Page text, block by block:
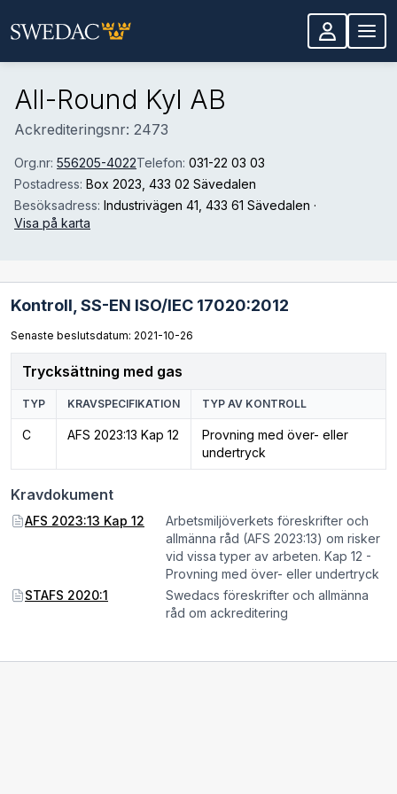
All-Round Kyl AB
Ackrediteringsnr: 2473
Org.nr: 556205-4022Telefon: 031-22 03 03
Postadress: Box 2023 , 433 02 Sävedalen
Besöksadress: Industrivägen 41 , 433 61 Sävedalen ·
Visa på karta
Kontroll, SS-EN ISO/IEC 17020:2012
Senaste beslutsdatum: 2021-10-26
Trycksättning med gas
TYP KRAVSPECIFIKATION TYP AV KONTROLL
C AFS 2023:13 Kap 12
Provning med över- eller
undertryck
Kravdokument
AFS 2023:13 Kap 12
Arbetsmiljöverkets föreskrifter och
allmänna råd (AFS 2023:13) om risker
vid vissa typer av arbeten. Kap 12 -
Provning med över- eller undertryck
STAFS 2020:1
Swedacs föreskrifter och allmänna
råd om ackreditering